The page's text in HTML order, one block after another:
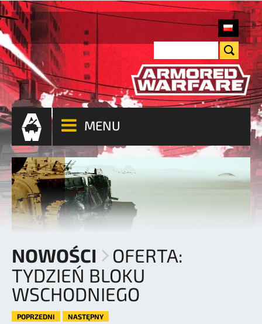
MENU
NOWOŚCI
OFERTA:
TYDZIEŃ BLOKU
WSCHODNIEGO
POPRZEDNI NASTĘPNY